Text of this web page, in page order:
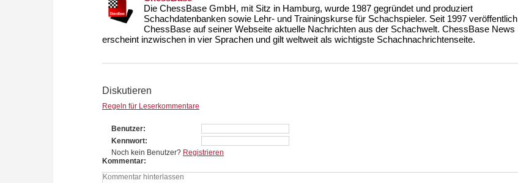
Die ChessBase GmbH, mit Sitz in Hamburg, wurde 1987 gegründet und produziert
Schachdatenbanken sowie Lehr- und Trainingskurse für Schachspieler. Seit 1997 veröffentlich
ChessBase auf seiner Webseite aktuelle Nachrichten aus der Schachwelt. ChessBase News
erscheint inzwischen in vier Sprachen und gilt weltweit als wichtigste Schachnachrichtenseite.
Diskutieren
Regeln für Leserkommentare
Benutzer
Kennwort
Noch kein Benutzer? Registrieren
Kommentar